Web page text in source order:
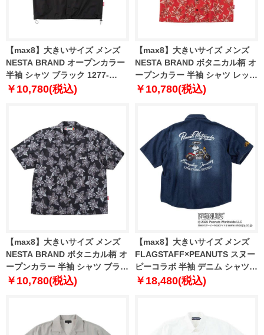
【max8】大きいサイズ メンズ
NESTA BRAND オープンカラー
半袖 シャツ ブラック 1277-
5215-2 3L 4L 5L 6L 8L
￥10,780(税込)
【max8】大きいサイズ メンズ
NESTA BRAND ボタニカル柄 オ
ープンカラー 半袖 シャツ レッド
1277-5216-1 3L 4L 5L 6L 8L
￥10,780(税込)
【max8】大きいサイズ メンズ
NESTA BRAND ボタニカル柄 オ
ープンカラー 半袖 シャツ ブラッ
ク 1277-5216-2 3L 4L 5L 6L 8L
￥10,780(税込)
【max8】大きいサイズ メンズ
FLAGSTAFF×PEANUTS スヌー
ピーコラボ 半袖 デニム シャツ
ネイビー 1277-5206-1 3L 4L 5L
￥18,480(税込)